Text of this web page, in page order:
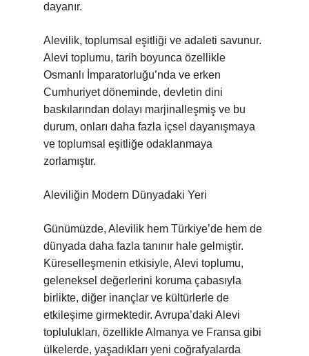
dayanır.
Alevilik, toplumsal eşitliği ve adaleti savunur.
Alevi toplumu, tarih boyunca özellikle
Osmanlı İmparatorluğu’nda ve erken
Cumhuriyet döneminde, devletin dini
baskılarından dolayı marjinalleşmiş ve bu
durum, onları daha fazla içsel dayanışmaya
ve toplumsal eşitliğe odaklanmaya
zorlamıştır.
Aleviliğin Modern Dünyadaki Yeri
Günümüzde, Alevilik hem Türkiye’de hem de
dünyada daha fazla tanınır hale gelmiştir.
Küreselleşmenin etkisiyle, Alevi toplumu,
geleneksel değerlerini koruma çabasıyla
birlikte, diğer inançlar ve kültürlerle de
etkileşime girmektedir. Avrupa’daki Alevi
toplulukları, özellikle Almanya ve Fransa gibi
ülkelerde, yaşadıkları yeni coğrafyalarda